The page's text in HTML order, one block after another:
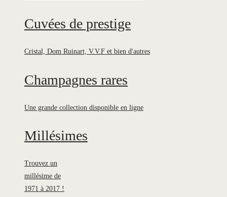
Cuvées de prestige
Cristal, Dom Ruinart, V.V.F et bien d'autres
Champagnes rares
Une grande collection disponible en ligne
Millésimes
Trouvez un
millésime de
1971 à 2017 !